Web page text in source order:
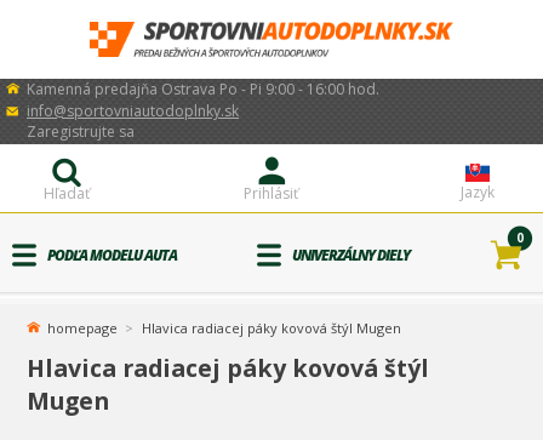
Kamenná predajňa Ostrava Po - Pi 9:00 - 16:00 hod.
info@sportovniautodoplnky.sk
Jazyk
Prihlásiť
Zaregistrujte sa
Hľadať
PODĽA MODELU AUTA UNIVERZÁLNY DIELY
0
homepage Hlavica radiacej páky kovová štýl Mugen
Hlavica radiacej páky kovová štýl
Mugen